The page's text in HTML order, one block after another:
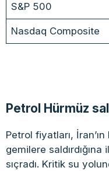
S&P 500
Nasdaq Composite
Petrol Hürmüz
Petrol fiyatları,
gemilere
sıçradı. Kritik su